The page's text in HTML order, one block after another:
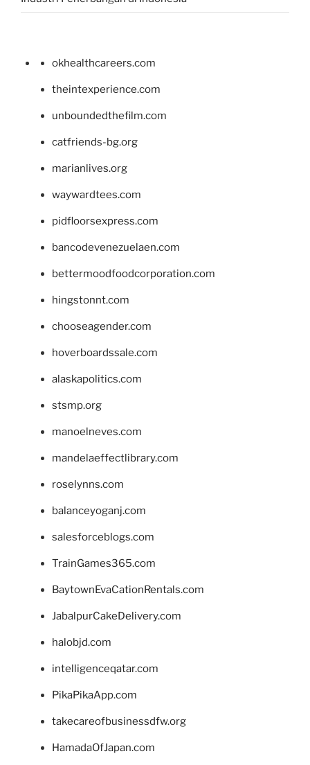
okhealthcareers.com
theintexperience.com
unboundedthefilm.com
catfriends-bg.org
marianlives.org
waywardtees.com
pidfloorsexpress.com
bancodevenezuelaen.com
bettermoodfoodcorporation.com
hingstonnt.com
chooseagender.com
hoverboardssale.com
alaskapolitics.com
stsmp.org
manoelneves.com
mandelaeffectlibrary.com
roselynns.com
balanceyoganj.com
salesforceblogs.com
TrainGames365.com
BaytownEvaCationRentals.com
JabalpurCakeDelivery.com
halobjd.com
intelligenceqatar.com
PikaPikaApp.com
takecareofbusinessdfw.org
HamadaOfJapan.com